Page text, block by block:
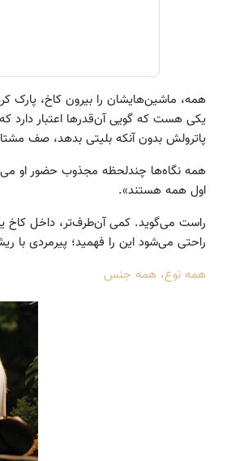
همه، ماشین‌هایشان را بیرون کاخ، پارک
یکی هست که گویی آن‌قدرها اعتبار دارد
پاترولش بدون آنکه بلیتی بدهد، صف
همه نگاه‌ها چندلحظه مجذوب حضور او
اول همه هستند».
راست می‌گوید. کمی آن‌طرف‌تر، داخل کاخ
راحتی می‌شود این را فهمید؛ پیرمردی با
همه نوع، همه جنس
چک صیادی